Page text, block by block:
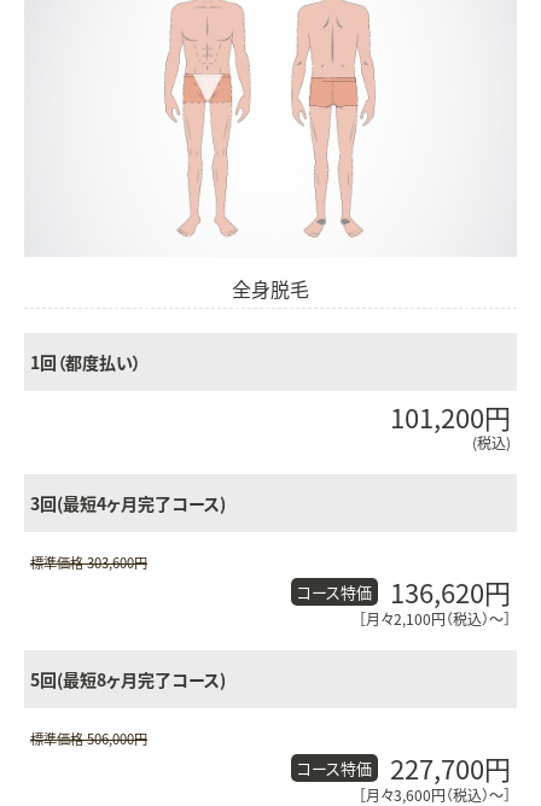
全身脱毛
1回（都度払い）
101,200円
(税込)
3回(最短4ヶ月完了コース)
標準価格 303,600円
コース特価 136,620円
［月々2,100円（税込）〜］
5回(最短8ヶ月完了コース)
標準価格 506,000円
コース特価 227,700円
［月々3,600円（税込）〜］